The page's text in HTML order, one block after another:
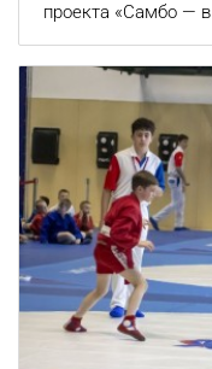
проекта «Самбо —